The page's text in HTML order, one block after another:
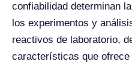
confiabilidad determinan
los experimentos y
reactivos de laboratorio,
características que